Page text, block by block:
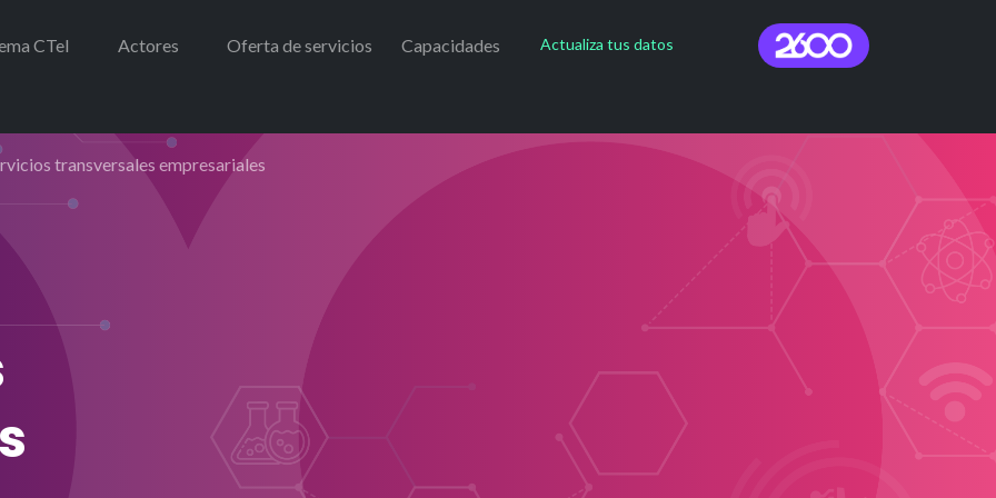
CTeI Actores Oferta de servicios Capacidades Actualiza tus datos 2600 campus menú
transversales empresariales